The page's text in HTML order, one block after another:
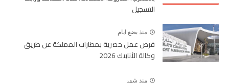
التسجيل
منذ بضع ايام
فرص عمل حصرية بمطارات المملكة عن طريق
وكالة الأنابيك 2026
منذ شهر